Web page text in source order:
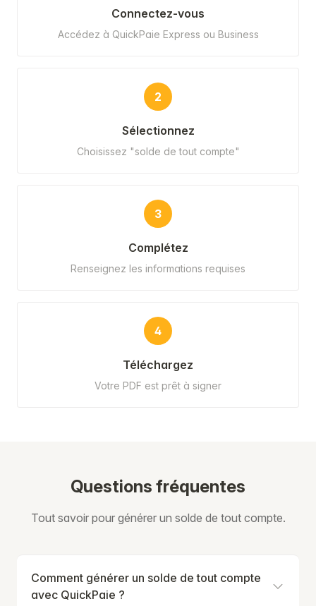
Connectez-vous
Accédez à QuickPaie Express ou Business
2
Sélectionnez
Choisissez "solde de tout compte"
3
Complétez
Renseignez les informations requises
4
Téléchargez
Votre PDF est prêt à signer
Questions fréquentes
Tout savoir pour générer un solde de tout compte.
Comment générer un solde de tout compte
avec QuickPaie ?